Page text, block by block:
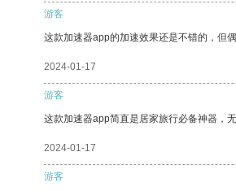
游客
这款加速器app的加速效果还是不错的，但
2024-01-17
游客
这款加速器app简直是居家旅行必备神器，
2024-01-17
游客